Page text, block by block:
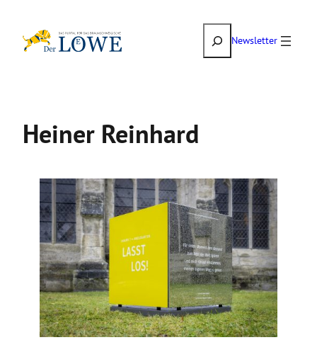
Inhalt
SuchenNewsletter
Heiner Reinhard